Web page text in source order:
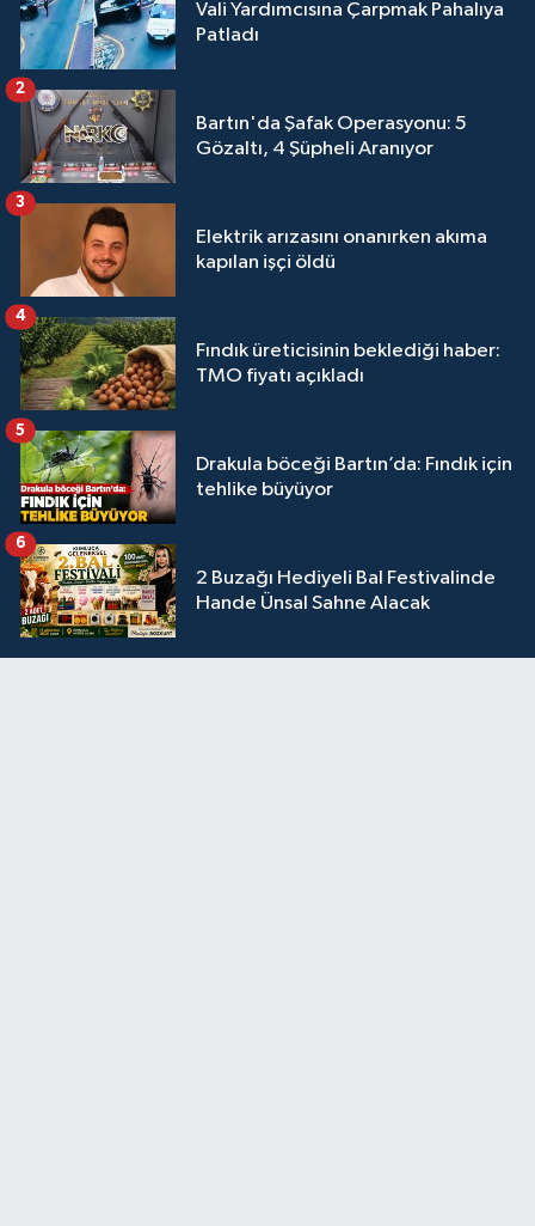
Vali Yardımcısına Çarpmak Pahalıya
Patladı
Bartın'da Şafak Operasyonu: 5
Gözaltı, 4 Şüpheli Aranıyor
2
Elektrik arızasını onanırken akıma
kapılan işçi öldü
3
Fındık üreticisinin beklediği haber:
TMO fiyatı açıkladı
4
Drakula böceği Bartın’da: Fındık için
tehlike büyüyor
5
2 Buzağı Hediyeli Bal Festivalinde
Hande Ünsal Sahne Alacak
6